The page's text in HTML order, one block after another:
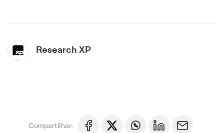
Research XP
Compartilhar: